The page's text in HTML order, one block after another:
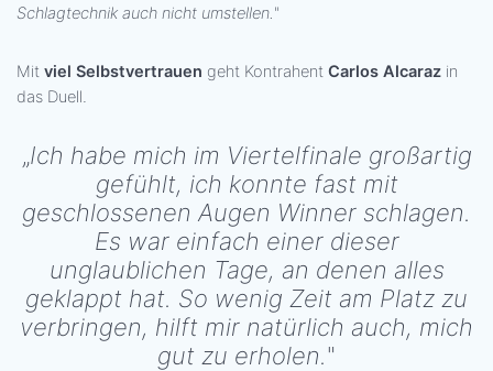
Schlagtechnik auch nicht umstellen."
Mit viel Selbstvertrauen geht Kontrahent Carlos Alcaraz in
das Duell.
„Ich habe mich im Viertelfinale großartig
gefühlt, ich konnte fast mit
geschlossenen Augen Winner schlagen.
Es war einfach einer dieser
unglaublichen Tage, an denen alles
geklappt hat. So wenig Zeit am Platz zu
verbringen, hilft mir natürlich auch, mich
gut zu erholen."